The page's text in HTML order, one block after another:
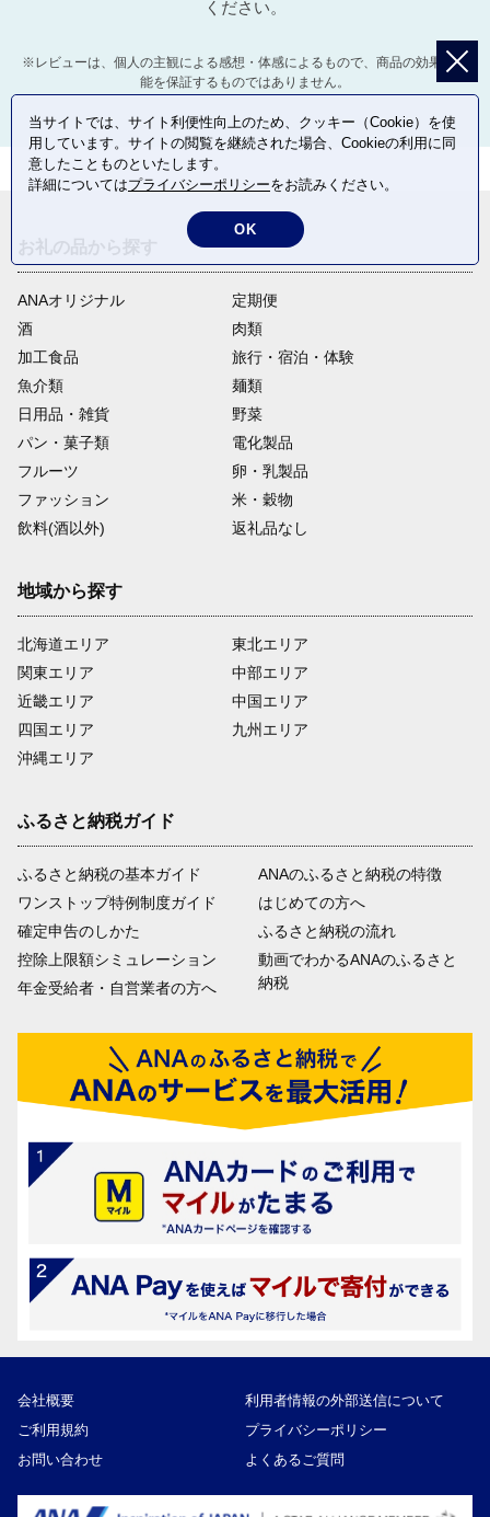
ください。
※レビューは、個人の主観による感想・体感によるもので、商品の効果や性
能を保証するものではありません。
ANAオリジナル
定期便
酒
肉類
加工食品
旅行・宿泊・体験
魚介類
麺類
日用品・雑貨
野菜
パン・菓子類
電化製品
フルーツ
卵・乳製品
ファッション
米・穀物
飲料(酒以外)
返礼品なし
地域から探す
北海道エリア
関東エリア
近畿エリア
四国エリア
沖縄エリア
東北エリア
中部エリア
中国エリア
九州エリア
ふるさと納税ガイド
ふるさと納税の基本ガイド
ワンストップ特例制度ガイド
確定申告のしかた
控除上限額シミュレーション
年金受給者・自営業者の方へ
ANAのふるさと納税の特徴
はじめての方へ
ふるさと納税の流れ
動画でわかるANAのふるさと
納税
会社概要
利用者情報の外部送信について
ご利用規約
プライバシーポリシー
お問い合わせ
よくあるご質問
当サイトでは、サイト利便性向上のため、クッキー（Cookie）を使
用しています。サイトの閲覧を継続された場合、Cookieの利用に同
意したことものといたします。
詳細についてはプライバシーポリシーをお読みください。
OK